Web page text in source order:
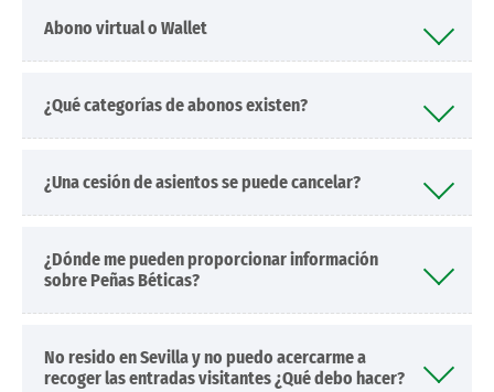
Abono virtual o Wallet
¿Qué categorías de abonos existen?
¿Una cesión de asientos se puede cancelar?
¿Dónde me pueden proporcionar información
sobre Peñas Béticas?
No resido en Sevilla y no puedo acercarme a
recoger las entradas visitantes ¿Qué debo hacer?